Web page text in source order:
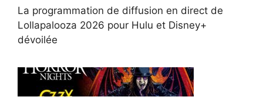
La programmation de diffusion en direct de
Lollapalooza 2026 pour Hulu et Disney+
dévoilée